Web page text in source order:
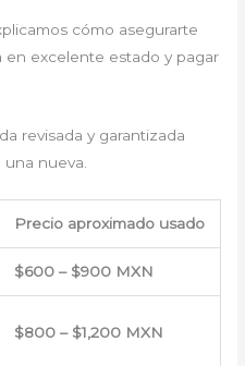
cómo asegurarte
en excelente estado y pagar
revisada y garantizada
nueva.
Precio aproximado usado
$600 – $900 MXN
$800 – $1,200 MXN